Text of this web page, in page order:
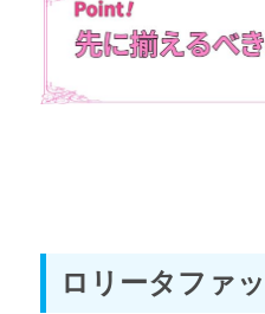
ロリータファ